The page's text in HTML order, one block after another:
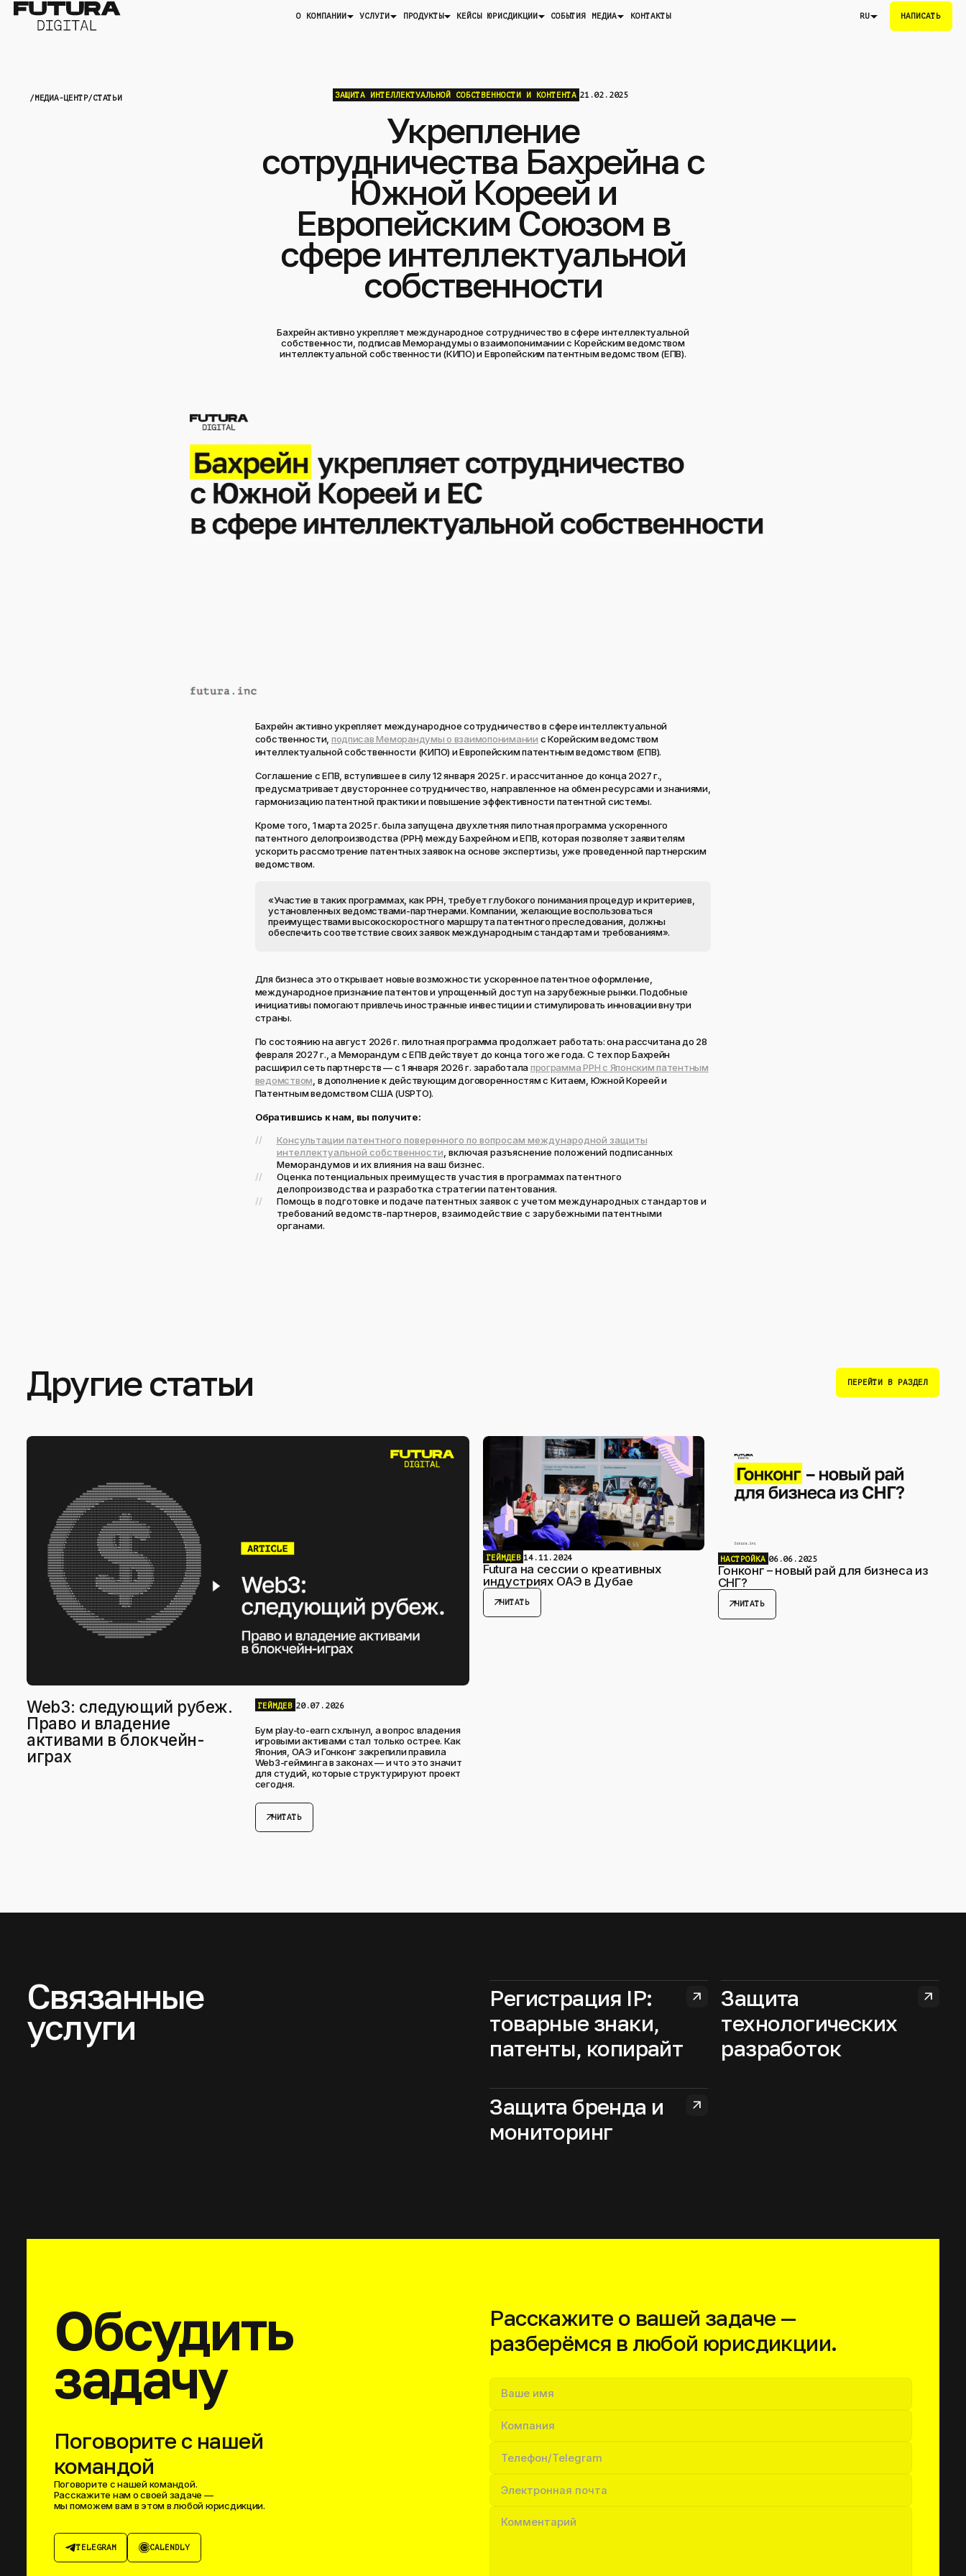
О КОМПАНИИ УСЛУГИ ПРОДУКТЫ КЕЙСЫ ЮРИСДИКЦИИ СОБЫТИЯ МЕДИА КОНТАКТЫ RU НАПИСАТЬ
/МЕДИА-ЦЕНТР/СТАТЬИ ЗАЩИТА ИНТЕЛЛЕКТУАЛЬНОЙ СОБСТВЕННОСТИ И КОНТЕНТА 21.02.2025
Укрепление
сотрудничества Бахрейна с
Южной Кореей и
Европейским Союзом в
сфере интеллектуальной
собственности
​Бахрейн активно укрепляет международное сотрудничество в сфере интеллектуальной
собственности, подписав Меморандумы о взаимопонимании с Корейским ведомством
интеллектуальной собственности (КИПО) и Европейским патентным ведомством (ЕПВ).
Бахрейн активно укрепляет международное сотрудничество в сфере интеллектуальной
собственности, подписав Меморандумы о взаимопонимании с Корейским ведомством
интеллектуальной собственности (КИПО) и Европейским патентным ведомством (ЕПВ).
Соглашение с ЕПВ, вступившее в силу 12 января 2025 г. и рассчитанное до конца 2027 г.,
предусматривает двустороннее сотрудничество, направленное на обмен ресурсами и знаниями,
гармонизацию патентной практики и повышение эффективности патентной системы.
Кроме того, 1 марта 2025 г. была запущена двухлетняя пилотная программа ускоренного
патентного делопроизводства (PPH) между Бахрейном и ЕПВ, которая позволяет заявителям
ускорить рассмотрение патентных заявок на основе экспертизы, уже проведенной партнерским
ведомством.
«Участие в таких программах, как PPH, требует глубокого понимания процедур и критериев,
установленных ведомствами-партнерами. Компании, желающие воспользоваться
преимуществами высокоскоростного маршрута патентного преследования, должны
обеспечить соответствие своих заявок международным стандартам и требованиям».
Для бизнеса это открывает новые возможности: ускоренное патентное оформление,
международное признание патентов и упрощенный доступ на зарубежные рынки. Подобные
инициативы помогают привлечь иностранные инвестиции и стимулировать инновации внутри
страны.
По состоянию на август 2026 г. пилотная программа продолжает работать: она рассчитана до 28
февраля 2027 г., а Меморандум с ЕПВ действует до конца того же года. С тех пор Бахрейн
расширил сеть партнерств — с 1 января 2026 г. заработалапрограмма PPH с Японским патентным
ведомством, в дополнение к действующим договоренностям с Китаем, Южной Кореей и
Патентным ведомством США (USPTO).
Обратившись к нам, вы получите:
Консультации патентного поверенного по вопросам международной защиты
интеллектуальной собственности , включая разъяснение положений подписанных
Меморандумов и их влияния на ваш бизнес.
Оценка потенциальных преимуществ участия в программах патентного
делопроизводства и разработка стратегии патентования.
Помощь в подготовке и подаче патентных заявок с учетом международных стандартов и
требований ведомств-партнеров, взаимодействие с зарубежными патентными
органами.
Другие статьи ПЕРЕЙТИ В РАЗДЕЛ
ГЕЙМДЕВ 20.07.2026
Web3: следующий рубеж.
Право и владение
активами в блокчейн-
играх
Бум play-to-earn схлынул, а вопрос владения
игровыми активами стал только острее. Как
Япония, ОАЭ и Гонконг закрепили правила
Web3-гейминга в законах — и что это значит
для студий, которые структурируют проект
сегодня.
arrow_outwardЧИТАТЬ
ГЕЙМДЕВ 14.11.2024
Futura на сессии о креативных
индустриях ОАЭ в Дубае
arrow_outwardЧИТАТЬ
НАСТРОЙКА 06.06.2025
Гонконг – новый рай для бизнеса из
СНГ?
arrow_outwardЧИТАТЬ
Связанные
услуги
Регистрация IP:
товарные знаки,
патенты, копирайт
arrow_outward
Защита
технологических
разработок
arrow_outward
Защита бренда и
мониторинг
arrow_outward
Обсудить
задачу
Поговорите с нашей
командой
Поговорите с нашей командой.
Расскажите нам о своей задаче —
мы поможем вам в этом в любой юрисдикции.
TELEGRAM CALENDLY
Расскажите о вашей задаче —
разберёмся в любой юрисдикции.